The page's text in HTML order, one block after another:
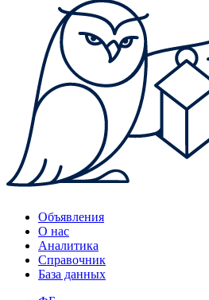
Объявления
О нас
Аналитика
Справочник
База данных